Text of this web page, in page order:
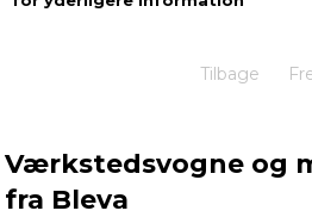
Tilbage
Værkstedsvogne og
fra Bleva